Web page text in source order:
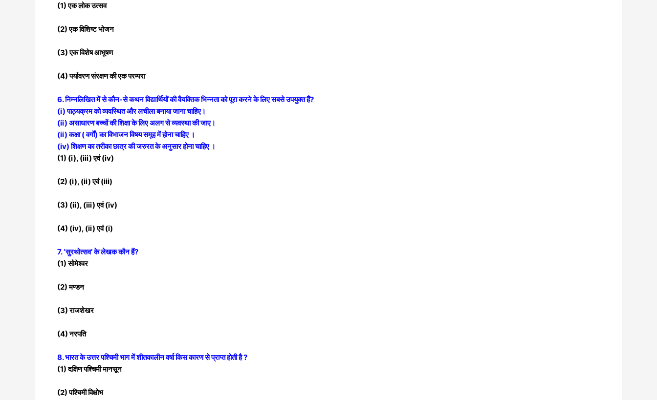
(1) एक लोक उत्सव
(2) एक विशिष्ट भोजन
(3) एक विशेष आभूषण
(4) पर्यावरण संरक्षण की एक परम्परा
6. निम्नलिखित में से कौन-से कथन विद्यार्थियों की वैयक्तिक भिन्नता को पूरा करने के लिए सबसे उपयुक्त हैं?
(i) पाठ्यक्रम को व्यवस्थित और लचीला बनाया जाना चाहिए।
(ii) असाधारण बच्चों की शिक्षा के लिए अलग सेव्यवस्था की जाए।
(ii) कक्षा ( वर्गों) का विभाजन विषय समूह में होना चाहिए ।
(iv) शिक्षण का तरीका छात्र की जरुरत के अनुसारहोना चाहिए ।
(1) (i), (iii) एवं (iv)
(2) (i), (ii) एवं (iii)
(3) (ii), (iii) एवं (iv)
(4) (iv), (ii) एवं (i)
7. ‘सुरथोत्सव’ के लेखक कौन हैं?
(1) सोमेश्वर
(2) मण्डन
(3) राजशेखर
(4) नरपति
8. भारत के उत्तर पश्चिमी भाग में शीतकालीन वर्षा किस कारण से प्राप्त होती है ?
(1) दक्षिण पश्चिमी मानसून
(2) पश्चिमी विक्षोभ